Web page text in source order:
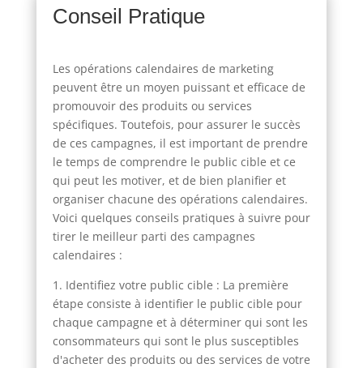
Conseil Pratique
Les opérations calendaires de marketing
peuvent être un moyen puissant et efficace de
promouvoir des produits ou services
spécifiques. Toutefois, pour assurer le succès
de ces campagnes, il est important de prendre
le temps de comprendre le public cible et ce
qui peut les motiver, et de bien planifier et
organiser chacune des opérations calendaires.
Voici quelques conseils pratiques à suivre pour
tirer le meilleur parti des campagnes
calendaires :
1. Identifiez votre public cible : La première
étape consiste à identifier le public cible pour
chaque campagne et à déterminer qui sont les
consommateurs qui sont le plus susceptibles
d'acheter des produits ou des services de votre